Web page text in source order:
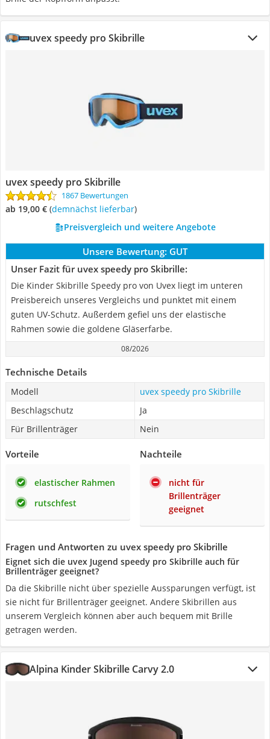
uvex speedy pro Skibrille
uvex speedy pro Skibrille
1867 Bewertungen
ab 19,00 € ( Demnächst lieferbar)
Preisvergleich und weitere Angebote
Unsere Bewertung: GUT
Unser Fazit für uvex speedy pro Skibrille:
Die Kinder Skibrille Speedy pro von Uvex liegt im unteren
Preisbereich unseres Vergleichs und punktet mit einem
guten UV-Schutz. Außerdem gefiel uns der elastische
Rahmen sowie die goldene Gläserfarbe.
08/2026
Technische Details
Modell
uvex speedy pro Skibrille
Beschlagschutz
Ja
Für Brillenträger
Nein
Vorteile
elastischer Rahmen
rutschfest
Nachteile
nicht für
Brillenträger
geeignet
Fragen und Antworten zu uvex speedy pro Skibrille
Eignet sich die uvex Jugend speedy pro Skibrille auch für
Brillenträger geeignet?
Da die Skibrille nicht über spezielle Aussparungen verfügt, ist
sie nicht für Brillenträger geeignet. Andere Skibrillen aus
unserem Vergleich können aber auch bequem mit Brille
getragen werden.
Alpina Kinder Skibrille Carvy 2.0